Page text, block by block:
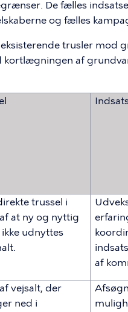
De fælles
og fælles
trusler mod
af
trussel i
at ny og nyttig
udnyttes
af
vejsalt, der
ned i